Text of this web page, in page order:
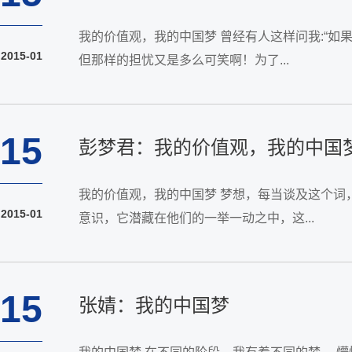
2015-01
我的价值观，我的中国梦 曾经有人这样问我:“如果你碰到老人摔倒，你还会去扶吗?”我没有犹豫只说了句“会”，然后是周围两人的唏嘘。他们害怕如果这是骗局，他们会蒙受许多损失。
但那样的担忧又是多么可笑啊！为了...
15
2015-01
彭梦君：我的价值观，我的中国
我的价值观，我的中国梦 梦想，每当谈及这个词，便会觉得抽象和迷茫。但是，你我都深深地明白，一个拥有梦想的人，这是扎根在他们灵魂深处的东西。它是一种挥之不去的感觉和潜
意识，它潜藏在他们的一举一动之中，这...
15 张婧：我的中国梦